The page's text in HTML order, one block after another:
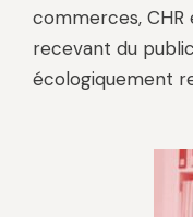
commerces, CHR
recevant du
écologiquement